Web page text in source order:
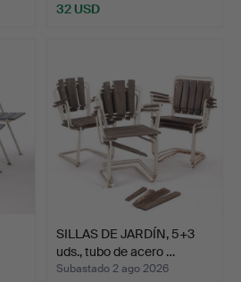
32 USD
SILLAS DE JARDÍN, 5+3
uds., tubo de acero …
Subastado 2 ago 2026